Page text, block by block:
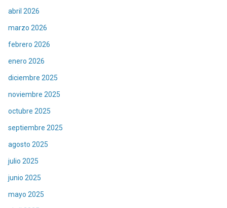
abril 2026
marzo 2026
febrero 2026
enero 2026
diciembre 2025
noviembre 2025
octubre 2025
septiembre 2025
agosto 2025
julio 2025
junio 2025
mayo 2025